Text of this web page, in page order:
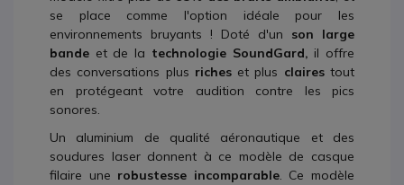
se place comme l'option idéale pour les
environnements bruyants ! Doté d'un son large
bande et de la technologie SoundGard, il offre
des conversations plus richeset plus clairestout
en protégeant votre audition contre les pics
sonores.
Un aluminium de qualité aéronautique et des
soudures laser donnent à ce modèle de casque
filaire une robustesse incomparable. Ce modèle